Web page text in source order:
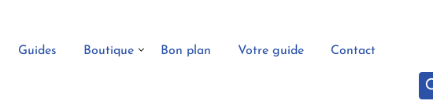
Guides Boutique Bon plan Votre guide Contact